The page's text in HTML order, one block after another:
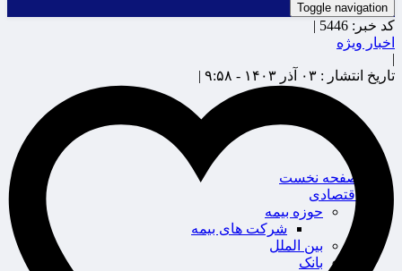
Toggle navigation
صفحه نخست
اقتصادی
حوزه بیمه
شرکت های بیمه
بین الملل
بانک
کد خبر: 5446 |
اخبار ویژه
|
تاریخ انتشار : ۰۳ آذر ۱۴۰۳ - ۹:۵۸ |